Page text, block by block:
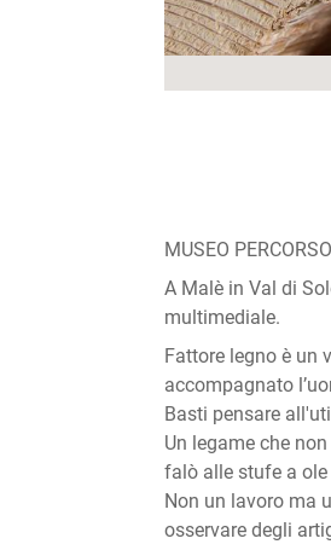
MUSEO
A Malè in Val di
multimediale.
Fattore legno è un
accompagnato
Basti pensare
Un legame che
falò alle stufe a ole
Non un lavoro ma
osservare degli